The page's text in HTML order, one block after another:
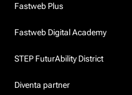
Fastweb Plus
Fastweb Digital Academy
STEP FuturAbility District
Diventa partner